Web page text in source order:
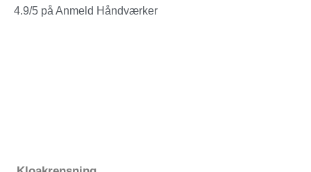
4.9/5 på Anmeld Håndværker